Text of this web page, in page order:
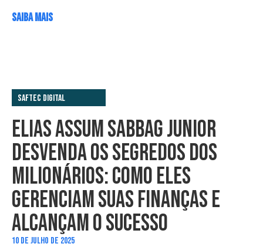
SAIBA MAIS
Saftec Digital
ELIAS ASSUM SABBAG JUNIOR
DESVENDA OS SEGREDOS DOS
MILIONÁRIOS: COMO ELES
GERENCIAM SUAS FINANÇAS E
ALCANÇAM O SUCESSO
10 DE JULHO DE 2025